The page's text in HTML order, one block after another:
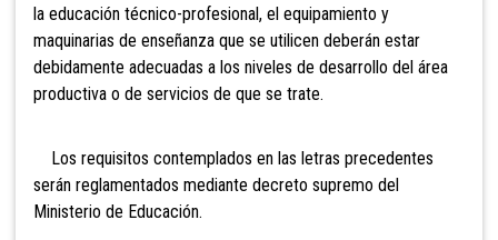
la educación técnico-profesional, el equipamiento y
maquinarias de enseñanza que se utilicen deberán estar
debidamente adecuadas a los niveles de desarrollo del área
productiva o de servicios de que se trate.
Los requisitos contemplados en las letras precedentes
serán reglamentados mediante decreto supremo del
Ministerio de Educación.